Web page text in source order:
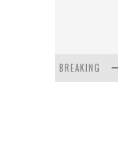
BREAKING